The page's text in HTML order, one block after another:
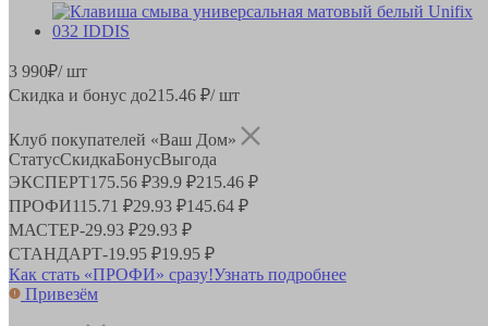
3 990₽/ шт
Скидка и бонус до215.46 ₽/ шт
Клуб покупателей «Ваш Дом»
СтатусСкидкаБонусВыгода
ЭКСПЕРТ175.56 ₽39.9 ₽215.46 ₽
ПРОФИ115.71 ₽29.93 ₽145.64 ₽
МАСТЕР-29.93 ₽29.93 ₽
СТАНДАРТ-19.95 ₽19.95 ₽
Как стать «ПРОФИ» сразу!Узнать подробнее
Привезём